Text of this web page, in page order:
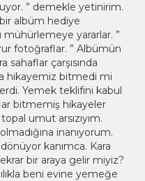
” demekle yetinirim.
albüm hediye
yararlar. ”
fotoğraflar. ” Albümün
sahaflar çarşısında
hikayemiz bitmedi mi
Yemek teklifini kabul
bitmemiş hikayeler
umut arsızıyım.
inanıyorum.
kanımca. Kara
bir araya gelir miyiz?
beni evine yemeğe